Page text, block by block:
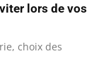
lors de vos
choix des